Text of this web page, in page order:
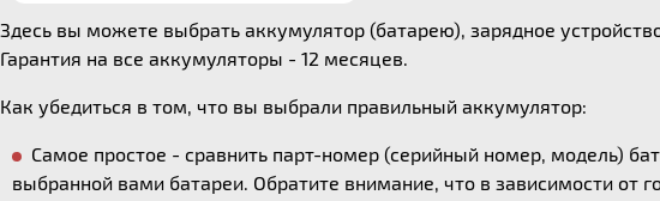
Здесь вы можете выбрать аккумулятор (батарею), зарядное
Гарантия на все аккумуляторы - 12 месяцев.
Как убедиться в том, что вы выбрали правильный аккумулятор:
Самое простое - сравнить парт-номер (серийный номер, модель)
выбранной вами батареи. Обратите внимание, что в зависимости от